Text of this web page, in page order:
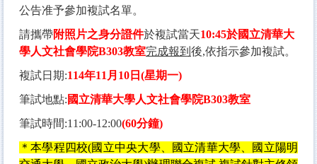
公告准予參加複試名單。
請攜帶附照片之身分證件於複試當天10:45於國立清華大
學人文社會學院B303教室完成報到 後,依指示參加複試。
複試日期:114年11月 10 日(星期一)
筆試地點: 國立清華大學人文社會學院B303教室
筆試時間:11:00-12:00(60分鐘)
＊本學程四校(國立中央大學、國立清華大學、國立陽明